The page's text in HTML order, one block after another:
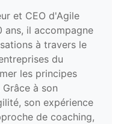
et CEO d'Agile
ans, il accompagne
à travers le
du
les principes
à son
son expérience
de coaching,